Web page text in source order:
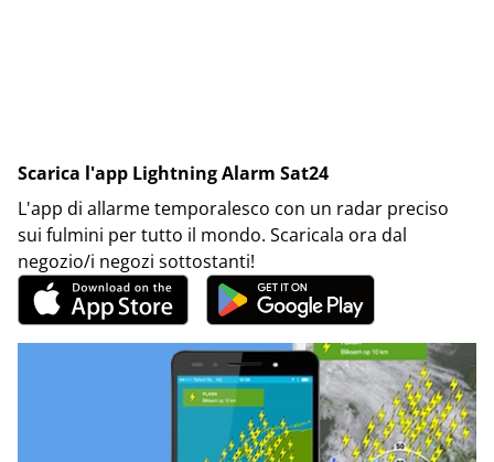
Scarica l'app Lightning Alarm Sat24
L'app di allarme temporalesco con un radar preciso
sui fulmini per tutto il mondo. Scaricala ora dal
negozio/i negozi sottostanti!